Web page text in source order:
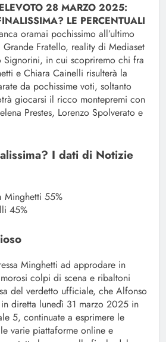
28 MARZO 2025:
LE PERCENTUALI
oramai pochissimo all’ultimo
Fratello, reality di Mediaset
in cui scopriremo chi fra
e Chiara Cainelli risulterà la
da pochissime voti, soltanto
giocarsi il ricco montepremi con
Prestes, Lorenzo Spolverato e
I dati di Notizie
Minghetti 55%
45%
Minghetti ad approdare in
colpi di scena e ribaltoni
del verdetto ufficiale, che Alfonso
diretta lunedì 31 marzo 2025 in
5, continuate a esprimere le
varie piattaforme online e